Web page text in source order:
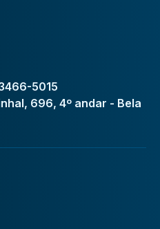
5015
696, 4º andar - Bela